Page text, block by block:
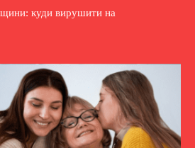
куди вирушити на